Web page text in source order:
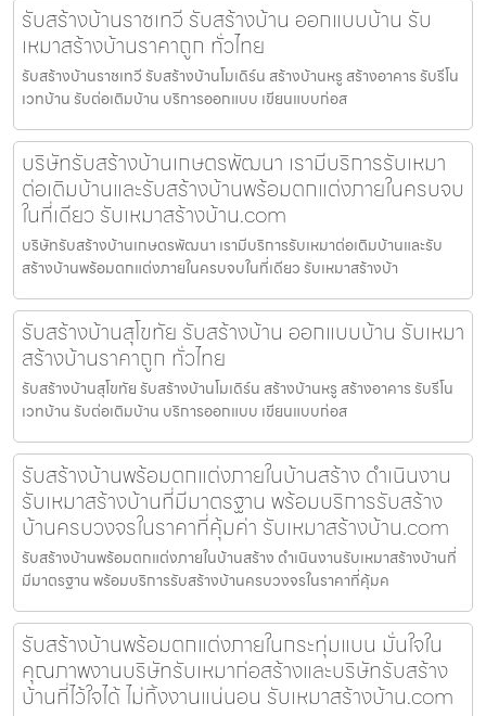
รับสร้างบ้านราชเทวี รับสร้างบ้าน ออกแบบบ้าน รับ
เหมาสร้างบ้านราคาถูก ทั่วไทย
รับสร้างบ้านราชเทวี รับสร้างบ้านโมเดิร์น สร้างบ้านหรู สร้างอาคาร รับรีโน
เวทบ้าน รับต่อเติมบ้าน บริการออกแบบ เขียนแบบก่อส
บริษัทรับสร้างบ้านเกษตรพัฒนา เรามีบริการรับเหมา
ต่อเติมบ้านและรับสร้างบ้านพร้อมตกแต่งภายในครบจบ
ในที่เดียว รับเหมาสร้างบ้าน.com
บริษัทรับสร้างบ้านเกษตรพัฒนา เรามีบริการรับเหมาต่อเติมบ้านและรับ
สร้างบ้านพร้อมตกแต่งภายในครบจบในที่เดียว รับเหมาสร้างบ้า
รับสร้างบ้านสุโขทัย รับสร้างบ้าน ออกแบบบ้าน รับเหมา
สร้างบ้านราคาถูก ทั่วไทย
รับสร้างบ้านสุโขทัย รับสร้างบ้านโมเดิร์น สร้างบ้านหรู สร้างอาคาร รับรีโน
เวทบ้าน รับต่อเติมบ้าน บริการออกแบบ เขียนแบบก่อส
รับสร้างบ้านพร้อมตกแต่งภายในบ้านสร้าง ดำเนินงาน
รับเหมาสร้างบ้านที่มีมาตรฐาน พร้อมบริการรับสร้าง
บ้านครบวงจรในราคาที่คุ้มค่า รับเหมาสร้างบ้าน.com
รับสร้างบ้านพร้อมตกแต่งภายในบ้านสร้าง ดำเนินงานรับเหมาสร้างบ้านที่
มีมาตรฐาน พร้อมบริการรับสร้างบ้านครบวงจรในราคาที่คุ้มค
รับสร้างบ้านพร้อมตกแต่งภายในกระทุ่มแบน มั่นใจใน
คุณภาพงานบริษัทรับเหมาก่อสร้างและบริษัทรับสร้าง
บ้านที่ไว้ใจได้ ไม่ทิ้งงานแน่นอน รับเหมาสร้างบ้าน.com